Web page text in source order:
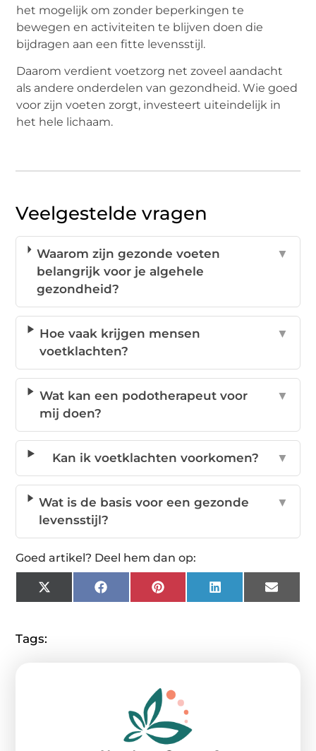
het mogelijk om zonder beperkingen te
bewegen en activiteiten te blijven doen die
bijdragen aan een fitte levensstijl.
Daarom verdient voetzorg net zoveel aandacht
als andere onderdelen van gezondheid. Wie goed
voor zijn voeten zorgt, investeert uiteindelijk in
het hele lichaam.
Veelgestelde vragen
Waarom zijn gezonde voeten
belangrijk voor je algehele
gezondheid?
▼
Hoe vaak krijgen mensen
voetklachten?
▼
Wat kan een podotherapeut voor
mij doen?
▼
Kan ik voetklachten voorkomen? ▼
Wat is de basis voor een gezonde
levensstijl?
▼
Goed artikel? Deel hem dan op:
X
(Twitter)
FacebookPinterestLinkedInEmail
Tags: